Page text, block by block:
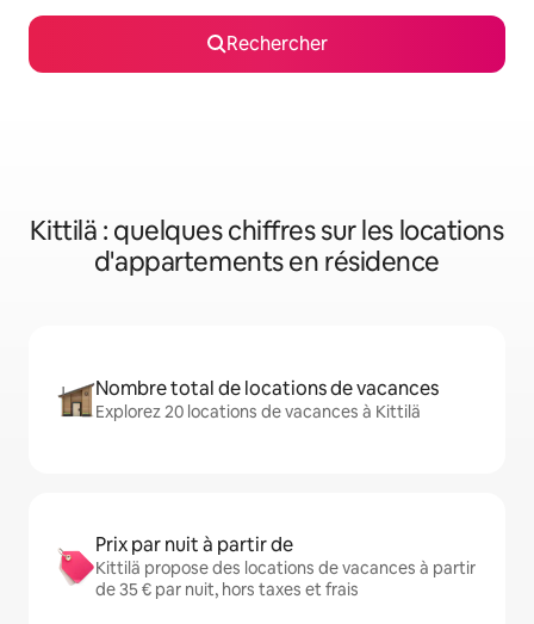
Rechercher
Kittilä : quelques chiffres sur les locations
d'appartements en résidence
Nombre total de locations de vacances
Explorez 20 locations de vacances à Kittilä
Prix par nuit à partir de
Kittilä propose des locations de vacances à partir
de 35 € par nuit, hors taxes et frais